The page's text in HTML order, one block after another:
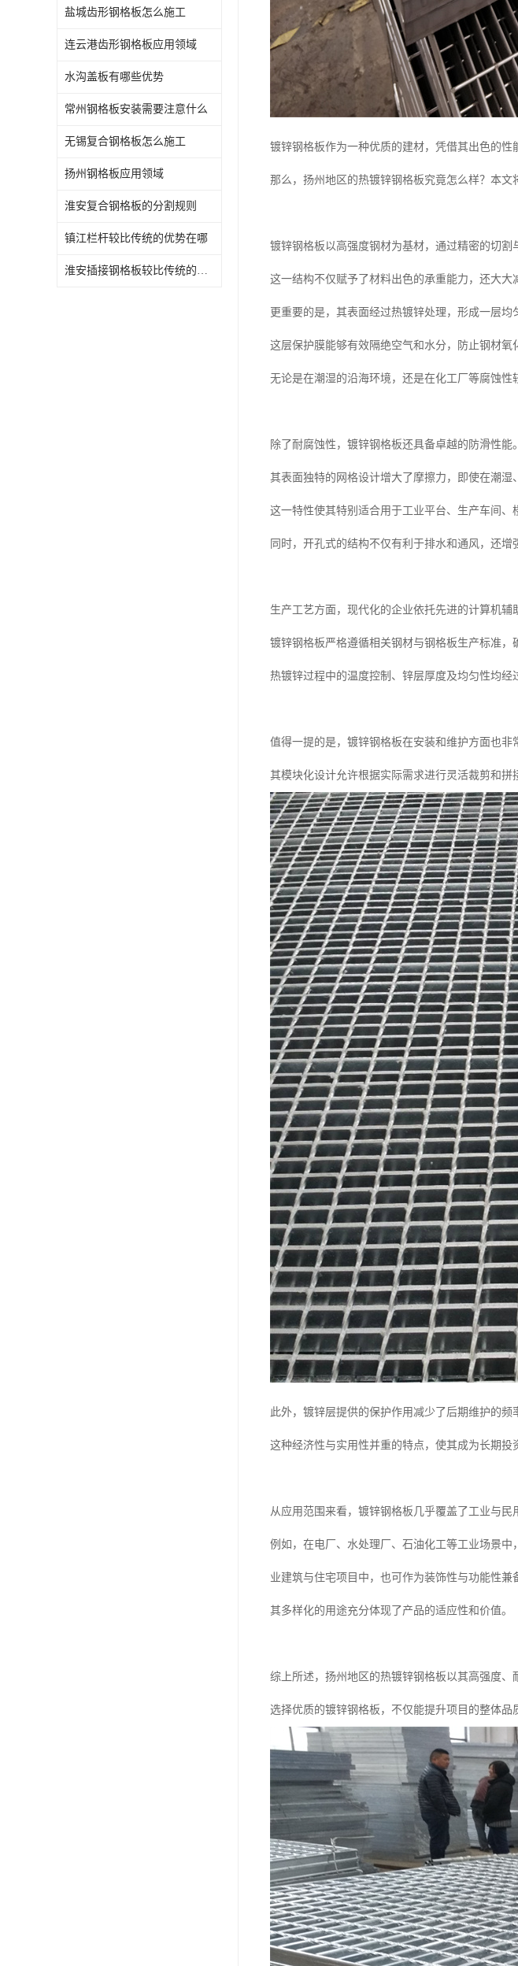
盐城齿形钢格板怎么施工
连云港齿形钢格板应用领域
水沟盖板有哪些优势
常州钢格板安装需要注意什么
无锡复合钢格板怎么施工
扬州钢格板应用领域
淮安复合钢格板的分割规则
镇江栏杆较比传统的优势在哪
淮安插接钢格板较比传统的优势在哪
镀锌钢格板作为一种优质的建材，凭借其出色的性
那么，扬州地区的热镀锌钢格板究竟怎么样？本文
镀锌钢格板以高强度钢材为基材，通过精密的切割
这一结构不仅赋予了材料出色的承重能力，还大大
更重要的是，其表面经过热镀锌处理，形成一层均
这层保护膜能够有效隔绝空气和水分，防止钢材氧
无论是在潮湿的沿海环境，还是在化工厂等腐蚀性
除了耐腐蚀性，镀锌钢格板还具备卓越的防滑性能。
其表面独特的网格设计增大了摩擦力，即使在潮湿
这一特性使其特别适合用于工业平台、生产车间、
同时，开孔式的结构不仅有利于排水和通风，还增
生产工艺方面，现代化的企业依托先进的计算机
镀锌钢格板严格遵循相关钢材与钢格板生产标准，
热镀锌过程中的温度控制、锌层厚度及均匀性均经
值得一提的是，镀锌钢格板在安装和维护方面也非
其模块化设计允许根据实际需求进行灵活裁剪和拼
此外，镀锌层提供的保护作用减少了后期维护的
这种经济性与实用性并重的特点，使其成为长期投
从应用范围来看，镀锌钢格板几乎覆盖了工业与民
例如，在电厂、水处理厂、石油化工等工业场景
业建筑与住宅项目中，也可作为装饰性与功能性兼
其多样化的用途充分体现了产品的适应性和价值。
综上所述，扬州地区的热镀锌钢格板以其高强度
选择优质的镀锌钢格板，不仅能提升项目的整体品